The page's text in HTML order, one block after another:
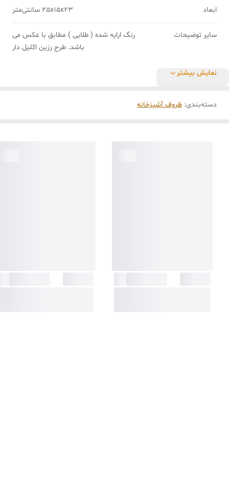
ابعاد 25x15x23 سانتی‌متر
سایر توضیحات
رنگ ارایه شده ( طلایی ) مطابق با عکس می
باشد. طرح رزین اکلیل دار
نمایش بیشتر
دسته‌بندی: ظروف آشپزخانه